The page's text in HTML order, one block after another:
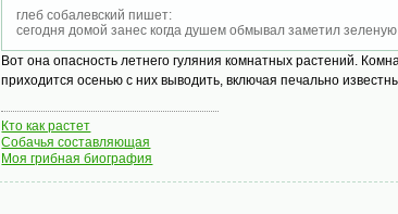
глеб собалевский пишет:
сегодня домой занес когда душем обмывал заметил
Вот она опасность летнего гуляния комнатных растений.
приходится осенью с них выводить, включая печально
Кто как растет
Собачья составляющая
Моя грибная биография